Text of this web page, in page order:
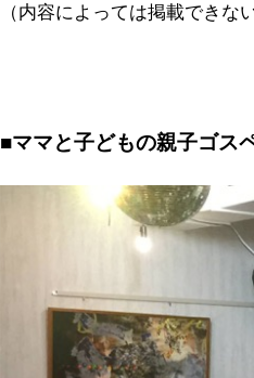
（内容によっては掲載できな
■ママと子どもの親子ゴス